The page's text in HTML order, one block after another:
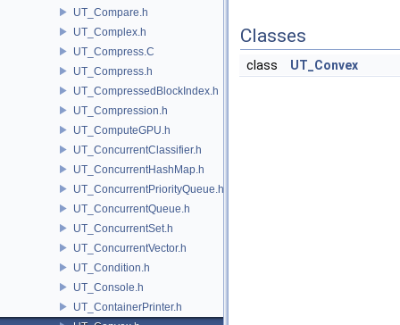
UT_Compare.h
UT_Complex.h
UT_Compress.C
UT_Compress.h
UT_CompressedBlockIndex.h
UT_Compression.h
UT_ComputeGPU.h
UT_ConcurrentClassifier.h
UT_ConcurrentHashMap.h
UT_ConcurrentPriorityQueue.h
UT_ConcurrentQueue.h
UT_ConcurrentSet.h
UT_ConcurrentVector.h
UT_Condition.h
UT_Console.h
UT_ContainerPrinter.h
Classes
class UT_Convex